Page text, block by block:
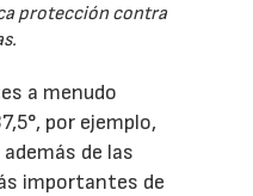
protección contra
a menudo
por ejemplo,
de las
importantes de